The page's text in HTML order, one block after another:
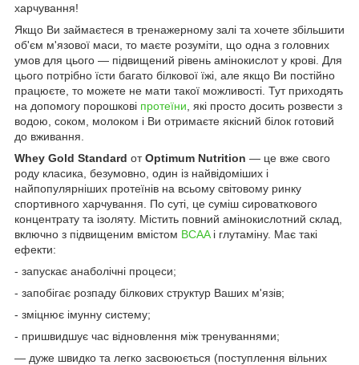
харчування!
Якщо Ви займаєтеся в тренажерному залі та хочете збільшити
об'єм м'язової маси, то маєте розуміти, що одна з головних
умов для цього — підвищений рівень амінокислот у крові. Для
цього потрібно їсти багато білкової їжі, але якщо Ви постійно
працюєте, то можете не мати такої можливості. Тут приходять
на допомогу порошкові протеїни , які просто досить розвести з
водою, соком, молоком і Ви отримаєте якісний білок готовий
до вживання.
Whey Gold Standard отOptimum Nutrition — це вже свого
роду класика, безумовно, один із найвідоміших і
найпопулярніших протеїнів на всьому світовому ринку
спортивного харчування. По суті, це суміш сироваткового
концентрату та ізоляту. Містить повний амінокислотний склад,
включно з підвищеним вмістом BCAAі глутаміну. Має такі
ефекти:
- запускає анаболічні процеси;
- запобігає розпаду білкових структур Ваших м'язів;
- зміцнює імунну систему;
- пришвидшує час відновлення між тренуваннями;
— дуже швидко та легко засвоюється (поступлення вільних